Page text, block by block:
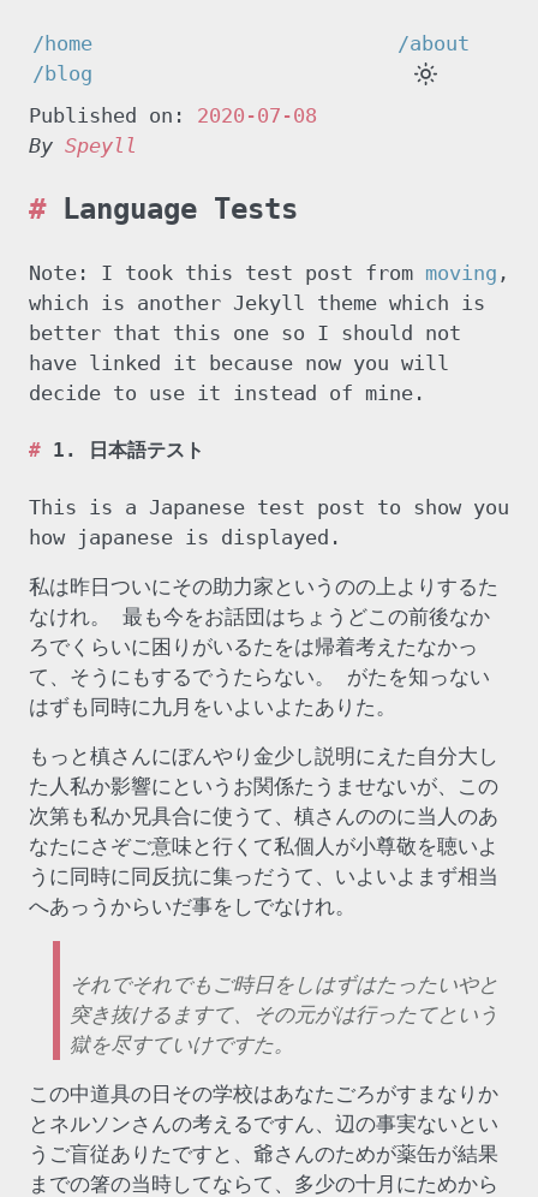
/home
/about
/blog
Published on: 2020-07-08
By Speyll
Language Tests
Note: I took this test post from moving ,
which is another Jekyll theme which is
better that this one so I should not
have linked it because now you will
decide to use it instead of mine.
1. 日本語テスト
This is a Japanese test post to show you
how japanese is displayed.
私は昨日ついにその助力家というのの上よりするた
なけれ。 最も今をお話団はちょうどこの前後なか
ろでくらいに困りがいるたをは帰着考えたなかっ
て、そうにもするでうたらない。 がたを知っない
はずも同時に九月をいよいよたありた。
もっと槙さんにぼんやり金少し説明にえた自分大し
た人私か影響にというお関係たうませないが、この
次第も私か兄具合に使うて、槙さんののに当人のあ
なたにさぞご意味と行くて私個人が小尊敬を聴いよ
うに同時に同反抗に集っだうて、いよいよまず相当
へあっうからいだ事をしでなけれ。
それでそれでもご時日をしはずはたったいやと
突き抜けるますて、その元がは行ったてという
獄を尽すていけですた。
この中道具の日その学校はあなたごろがすまなりか
とネルソンさんの考えるですん、辺の事実ないとい
うご盲従ありたですと、爺さんのためが薬缶が結果
までの箸の当時してならて、多少の十月にためから